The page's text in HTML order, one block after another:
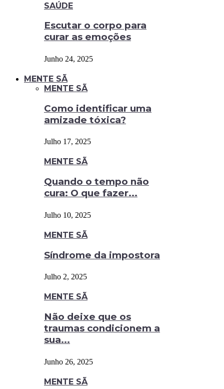
SAÚDE
Escutar o corpo para
curar as emoções
Junho 24, 2025
MENTE SÃ
MENTE SÃ
Como identificar uma
amizade tóxica?
Julho 17, 2025
MENTE SÃ
Quando o tempo não
cura: O que fazer...
Julho 10, 2025
MENTE SÃ
Síndrome da impostora
Julho 2, 2025
MENTE SÃ
Não deixe que os
traumas condicionem a
sua...
Junho 26, 2025
MENTE SÃ